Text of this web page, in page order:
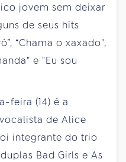
jovem sem deixar
de seus hits
“Chama o xaxado",
e "Eu sou
feira (14) é a
de Alice
integrante do trio
Bad Girls e As